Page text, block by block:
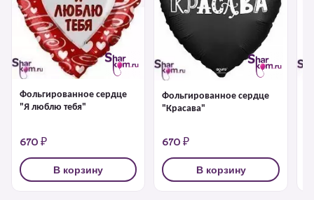
Фольгированное сердце
"Я люблю тебя"
670 ₽
В корзину
Фольгированное сердце
"Красава"
670 ₽
В корзину